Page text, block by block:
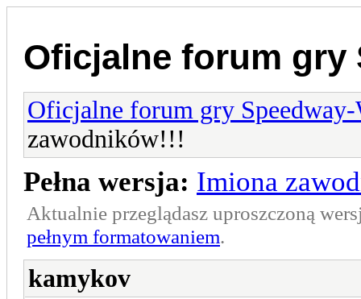
Oficjalne forum gry
Oficjalne forum gry
zawodników!!!
Pełna wersja: Imiona
Aktualnie przeglądasz uproszczoną
pełnym formatowaniem.
kamykov